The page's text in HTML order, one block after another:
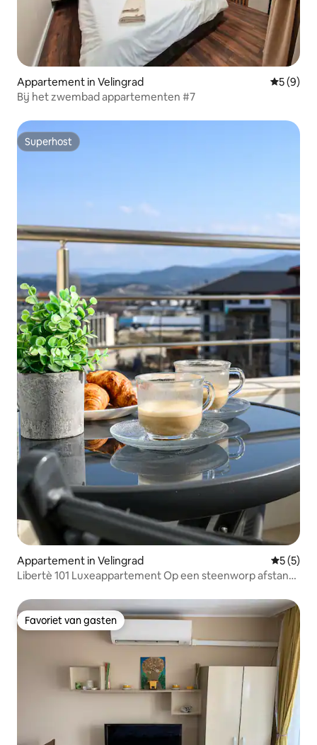
Appartement in Velingrad
5 (9)
Bij het zwembad appartementen #7
Superhost
Superhost
Appartement in Velingrad
5 (5)
Libertè 101 Luxeappartement Op een steenworp afstand
Favoriet van gasten
Favoriet van gasten